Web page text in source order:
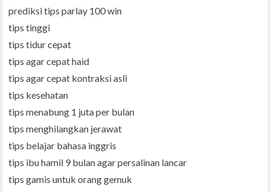
prediksi tips parlay 100 win
tips tinggi
tips tidur cepat
tips agar cepat haid
tips agar cepat kontraksi asli
tips kesehatan
tips menabung 1 juta per bulan
tips menghilangkan jerawat
tips belajar bahasa inggris
tips ibu hamil 9 bulan agar persalinan lancar
tips gamis untuk orang gemuk